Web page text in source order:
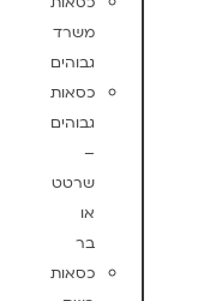
משרד
גבוהים
כסאות
גבוהים
–
שרטט
או
בר
כסאות